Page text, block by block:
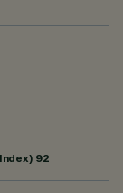
92